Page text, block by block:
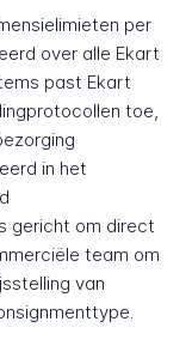
per
over alle Ekart
past Ekart
toe,
in het
gericht om direct
team om
van